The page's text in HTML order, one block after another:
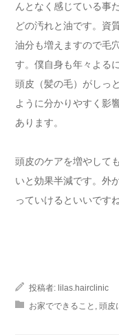
んとなく感じている事
どの汚れと油です。資
油分も増えますので毛
す。僕自身も年々よる
頭皮（髪の毛）がしっ
ように分かりやすく影
あります。
頭皮のケアを増やして
いと効果半減です。外
っていけるといいですね
投稿者: lilas.hairclinic
お家でできること , 頭皮